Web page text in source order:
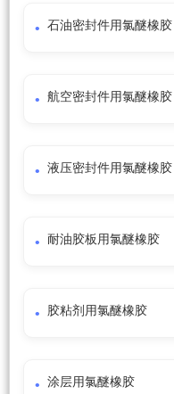
石油密封件用氯醚橡胶
航空密封件用氯醚橡胶
液压密封件用氯醚橡胶
耐油胶板用氯醚橡胶
胶粘剂用氯醚橡胶
涂层用氯醚橡胶